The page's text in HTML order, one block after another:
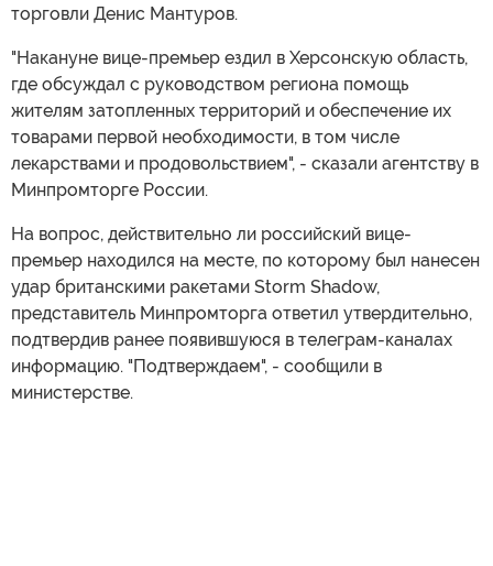
торговли Денис Мантуров.
"Накануне вице-премьер ездил в Херсонскую область,
где обсуждал с руководством региона помощь
жителям затопленных территорий и обеспечение их
товарами первой необходимости, в том числе
лекарствами и продовольствием", - сказали агентству в
Минпромторге России.
На вопрос, действительно ли российский вице-
премьер находился на месте, по которому был нанесен
удар британскими ракетами Storm Shadow,
представитель Минпромторга ответил утвердительно,
подтвердив ранее появившуюся в телеграм-каналах
информацию. "Подтверждаем", - сообщили в
министерстве.